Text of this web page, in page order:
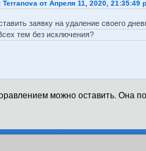
Terranova от Апреля 11, 2020, 21:35:49
заявку на удаление своего
тем без исключения?
можно оставить. Она